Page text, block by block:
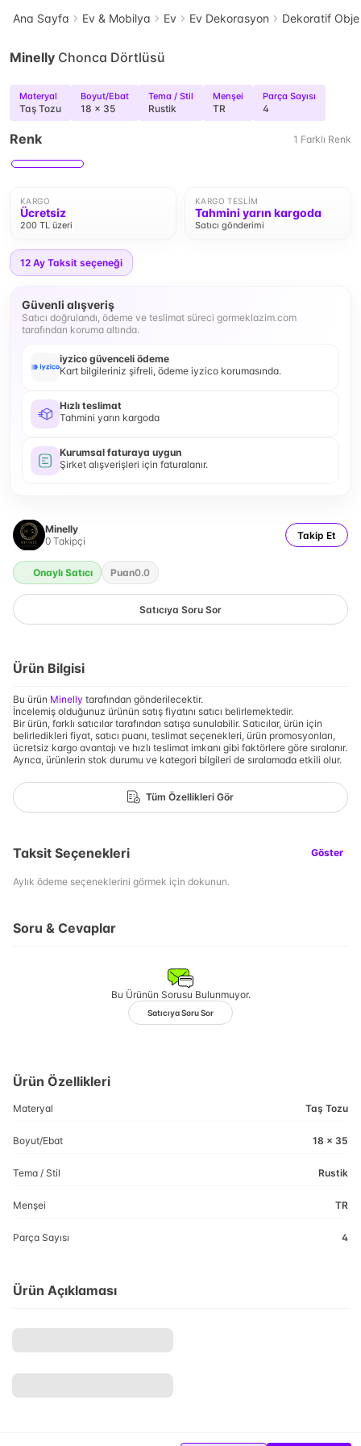
Ana Sayfa Ev & Mobilya Ev Ev Dekorasyon Dekoratif
Minelly Chonca Dörtlüsü
Materyal
Taş Tozu
Boyut/Ebat
18 x 35
Tema / Stil
Rustik
Menşei
TR
Parça Sayısı
4
Renk 1 Farklı Renk
KARGO
Ücretsiz
200 TL üzeri
KARGO TESLIM
Tahmini yarın kargoda
Satıcı gönderimi
12 Ay Taksit seçeneği
Güvenli alışveriş
Satıcı doğrulandı, ödeme ve teslimat süreci gormeklazim.com
tarafından koruma altında.
iyzico güvenceli ödeme
Kart bilgileriniz şifreli, ödeme iyzico korumasında.
Hızlı teslimat
Tahmini yarın kargoda
Kurumsal faturaya uygun
Şirket alışverişleri için faturalanır.
Minelly
0 Takipçi Takip Et
Onaylı Satıcı Puan0.0
Satıcıya Soru Sor
Ürün Bilgisi
Bu ürün Minelly tarafından gönderilecektir.
İncelemiş olduğunuz ürünün satış fiyatını satıcı belirlemektedir.
Bir ürün, farklı satıcılar tarafından satışa sunulabilir. Satıcılar, ürün için
belirledikleri fiyat, satıcı puanı, teslimat seçenekleri, ürün promosyonları,
ücretsiz kargo avantajı ve hızlı teslimat imkanı gibi faktörlere göre sıralanır.
Ayrıca, ürünlerin stok durumu ve kategori bilgileri de sıralamada etkili olur.
Tüm Özellikleri Gör
Taksit Seçenekleri Göster
Aylık ödeme seçeneklerini görmek için dokunun.
Soru & Cevaplar
Bu Ürünün Sorusu Bulunmuyor.
Satıcıya Soru Sor
Ürün Özellikleri
Materyal Taş Tozu
Boyut/Ebat 18 x 35
Tema / Stil Rustik
Menşei TR
Parça Sayısı 4
Ürün Açıklaması